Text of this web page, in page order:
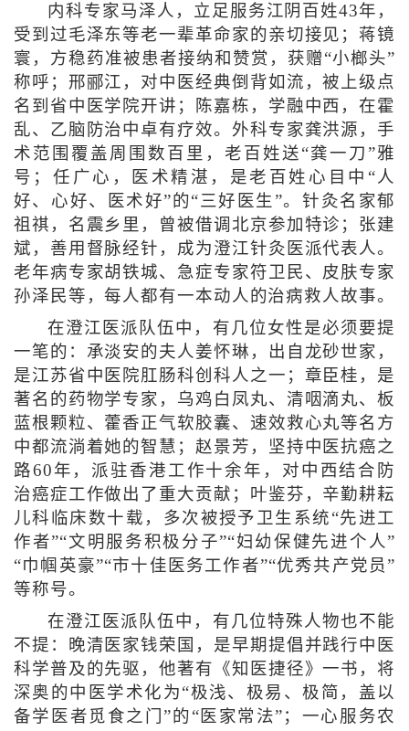
内科专家马泽人，立足服务江阴百姓43年，
受到过毛泽东等老一辈革命家的亲切接见；蒋镜
寰，方稳药准被患者接纳和赞赏，获赠“小榔头”
称呼；邢郦江，对中医经典倒背如流，被上级点
名到省中医学院开讲；陈嘉栋，学融中西，在霍
乱、乙脑防治中卓有疗效。外科专家龚洪源，手
术范围覆盖周围数百里，老百姓送“龚一刀”雅
号；任广心，医术精湛，是老百姓心目中“人
好、心好、医术好”的“三好医生”。针灸名家郁
祖祺，名震乡里，曾被借调北京参加特诊；张建
斌，善用督脉经针，成为澄江针灸医派代表人。
老年病专家胡铁城、急症专家符卫民、皮肤专家
孙泽民等，每人都有一本动人的治病救人故事。
在澄江医派队伍中，有几位女性是必须要提
一笔的：承淡安的夫人姜怀琳，出自龙砂世家，
是江苏省中医院肛肠科创科人之一；章臣桂，是
著名的药物学专家，乌鸡白凤丸、清咽滴丸、板
蓝根颗粒、藿香正气软胶囊、速效救心丸等名方
中都流淌着她的智慧；赵景芳，坚持中医抗癌之
路60年，派驻香港工作十余年，对中西结合防
治癌症工作做出了重大贡献；叶鉴芬，辛勤耕耘
儿科临床数十载，多次被授予卫生系统“先进工
作者”“文明服务积极分子”“妇幼保健先进个人”
“巾帼英豪”“市十佳医务工作者”“优秀共产党员”
等称号。
在澄江医派队伍中，有几位特殊人物也不能
不提：晚清医家钱荣国，是早期提倡并践行中医
科学普及的先驱，他著有《知医捷径》一书，将
深奥的中医学术化为“极浅、极易、极简，盖以
备学医者觅食之门”的“医家常法”；一心服务农